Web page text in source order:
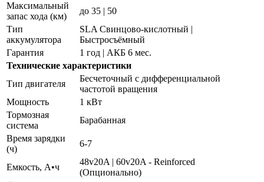
Максимальный
запас хода (км)
до 35 | 50
Тип
аккумулятора
SLA Свинцово-кислотный |
Быстросъёмный
Гарантия
1 год | АКБ 6 мес.
Технические характеристики
Тип двигателя
Бесчеточный с дифференциальной
частотой вращения
Мощность
1 кВт
Тормозная
система
Барабанная
Время зарядки
(ч)
6-7
Емкость, А•ч
48v20A | 60v20A - Reinforced
(Опционально)